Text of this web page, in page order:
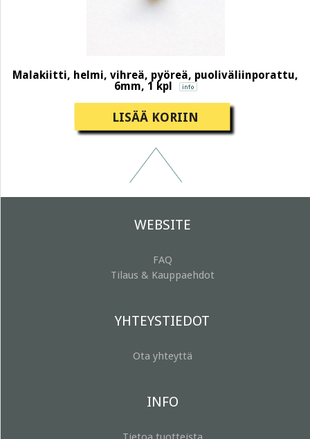
Malakiitti, helmi, vihreä, pyöreä, puoliväliinporattu,
6mm, 1 kpl
LISÄÄ KORIIN
WEBSITE
FAQ
Tilaus & Kauppaehdot
YHTEYSTIEDOT
Ota yhteyttä
INFO